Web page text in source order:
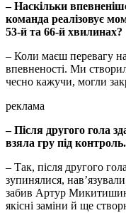
– Наскільки
команда реалізовує
53-й та 66-й хвилинах?
– Коли маєш перевагу
впевненості. Ми
чесно кажучи, могли
реклама
– Після другого гола
взяла гру під
– Так, після другого
зупинялися,
забив Артур
якісні заміни й ще